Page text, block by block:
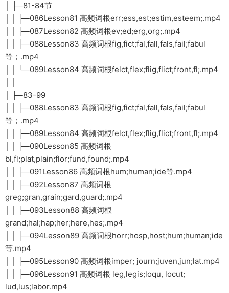
│ ├─81-84节
│ │ ├─086Lesson81 高频词根err;ess,est;estim,esteem;.mp4
│ │ ├─087Lesson82 高频词根ev;ed;erg,org;.mp4
│ │ ├─088Lesson83 高频词根fig,fict;fal,fall,fals,fail;fabul
等；.mp4
│ │ └─089Lesson84 高频词根felct,flex;flig,flict;front,fl;.mp4
│ ├─83-99
│ │ ├─088Lesson83 高频词根fig,fict;fal,fall,fals,fail;fabul
等；.mp4
│ │ ├─089Lesson84 高频词根felct,flex;flig,flict;front,fl;.mp4
│ │ ├─090Lesson85 高频词根
bl,fl;plat,plain;flor;fund,found;.mp4
│ │ ├─091Lesson86 高频词根hum;human;ide等.mp4
│ │ ├─092Lesson87 高频词根
greg;gran,grain;gard,guard;.mp4
│ │ ├─093Lesson88 高频词根
grand;hal;hap;her;here,hes;.mp4
│ │ ├─094Lesson89 高频词根horr;hosp,host;hum;human;ide
等.mp4
│ │ ├─095Lesson90 高频词根imper; journ;juven,jun;lat.mp4
│ │ ├─096Lesson91 高频词根 leg,legis;loqu, locut;
lud,lus;labor.mp4